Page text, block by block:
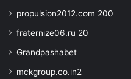
propulsion2012.com 200
fraternize06.ru 20
Grandpashabet
mckgroup.co.in2